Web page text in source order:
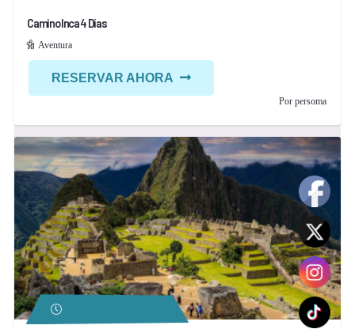
Camino Inca 4 Días
Aventura
RESERVAR AHORA
Por persoma